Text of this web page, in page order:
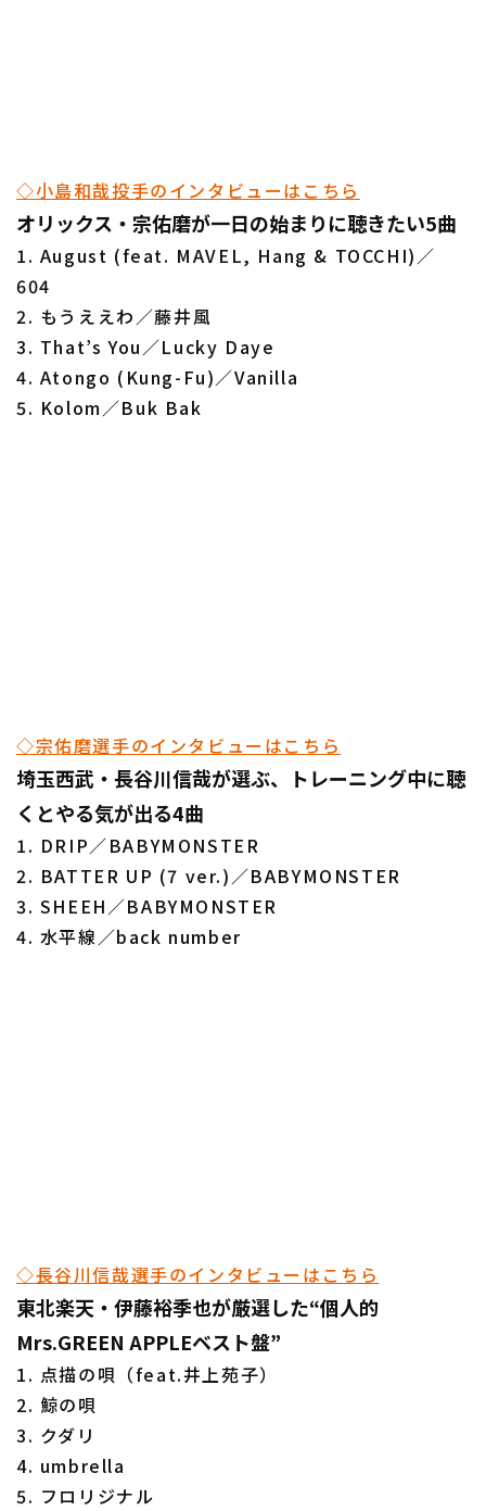
◇小島和哉投手のインタビューはこちら
オリックス・宗佑磨が一日の始まりに聴きたい5曲
1. August (feat. MAVEL, Hang & TOCCHI)／
604
2. もうええわ／藤井風
3. That’s You／Lucky Daye
4. Atongo (Kung-Fu)／Vanilla
5. Kolom／Buk Bak
◇宗佑磨選手のインタビューはこちら
埼玉西武・長谷川信哉が選ぶ、トレーニング中に聴
くとやる気が出る4曲
1. DRIP／BABYMONSTER
2. BATTER UP (7 ver.)／BABYMONSTER
3. SHEEH／BABYMONSTER
4. 水平線／back number
◇長谷川信哉選手のインタビューはこちら
東北楽天・伊藤裕季也が厳選した“個人的
Mrs.GREEN APPLEベスト盤”
1. 点描の唄（feat.井上苑子）
2. 鯨の唄
3. クダリ
4. umbrella
5. フロリジナル